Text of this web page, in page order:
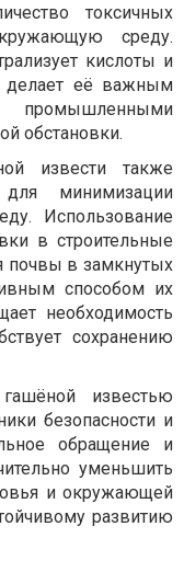
токсичных
среду.
кислоты и
делает её важным
промышленными
обстановки.
извести также
минимизации
Использование
в строительные
почвы в замкнутых
способом их
необходимость
сохранению
известью
безопасности и
обращение и
уменьшить
и окружающей
развитию